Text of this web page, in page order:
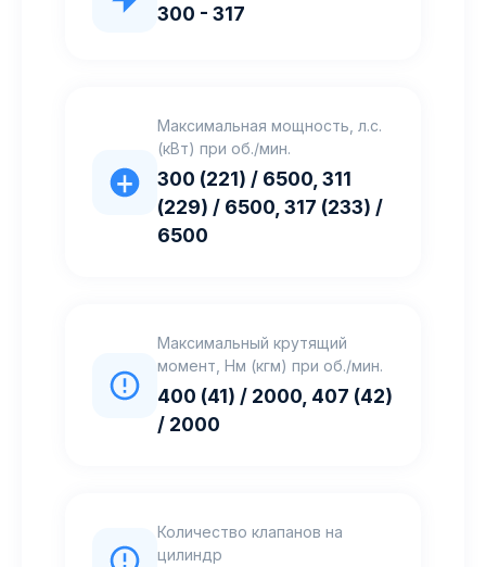
300 - 317
Максимальная мощность, л.с.
(кВт) при об./мин.
300 (221) / 6500, 311
(229) / 6500, 317 (233) /
6500
Максимальный крутящий
момент, Нм (кгм) при об./мин.
400 (41) / 2000, 407 (42)
/ 2000
Количество клапанов на
цилиндр